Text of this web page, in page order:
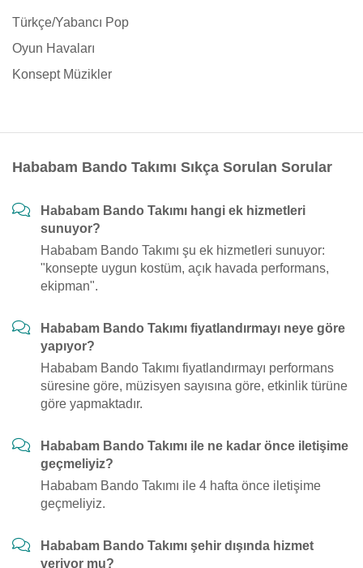
Türkçe/Yabancı Pop
Oyun Havaları
Konsept Müzikler
Hababam Bando Takımı Sıkça Sorulan Sorular
Hababam Bando Takımı hangi ek hizmetleri
sunuyor?
Hababam Bando Takımı şu ek hizmetleri sunuyor:
"konsepte uygun kostüm, açık havada performans,
ekipman".
Hababam Bando Takımı fiyatlandırmayı neye göre
yapıyor?
Hababam Bando Takımı fiyatlandırmayı performans
süresine göre, müzisyen sayısına göre, etkinlik türüne
göre yapmaktadır.
Hababam Bando Takımı ile ne kadar önce iletişime
geçmeliyiz?
Hababam Bando Takımı ile 4 hafta önce iletişime
geçmeliyiz.
Hababam Bando Takımı şehir dışında hizmet
veriyor mu?